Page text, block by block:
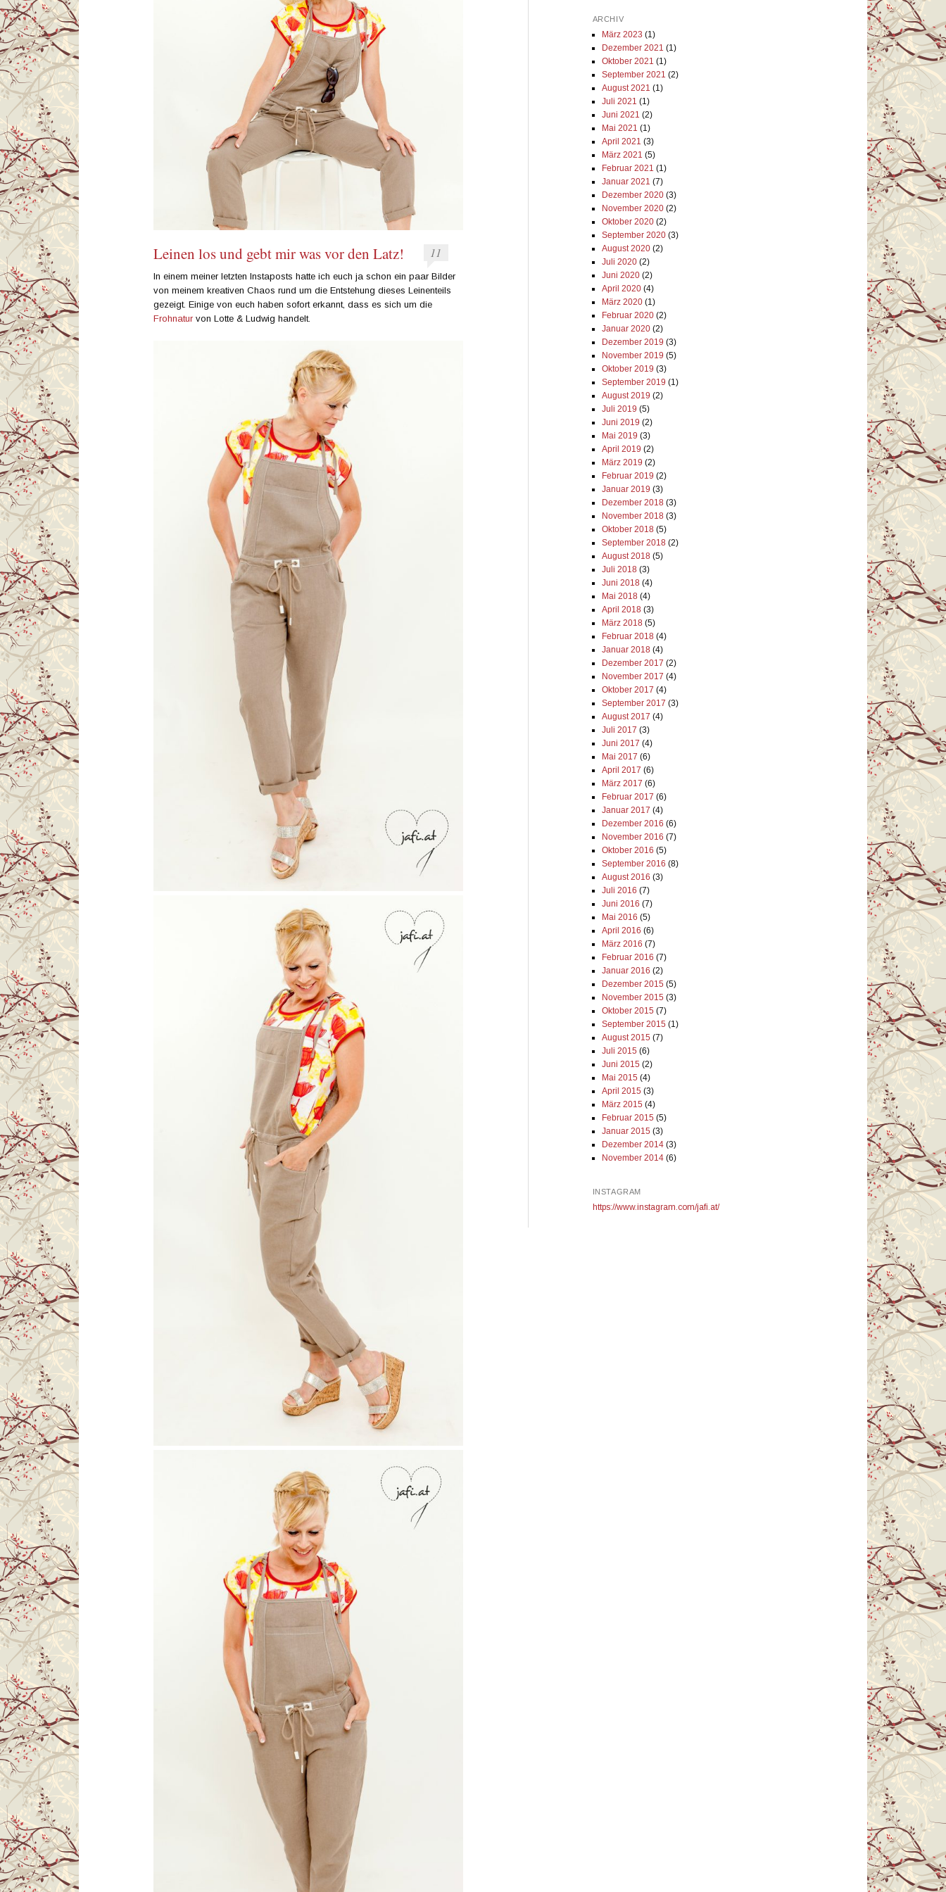
Leinen los und gebt mir was vor den Latz! 11
In einem meiner letzten Instaposts hatte ich euch ja schon ein paar Bilder
von meinem kreativen Chaos rund um die Entstehung dieses Leinenteils
gezeigt. Einige von euch haben sofort erkannt, dass es sich um die
Frohnatur von Lotte & Ludwig handelt.
ARCHIV
März 2023 (1)
Dezember 2021 (1)
Oktober 2021 (1)
September 2021 (2)
August 2021 (1)
Juli 2021 (1)
Juni 2021 (2)
Mai 2021 (1)
April 2021 (3)
März 2021 (5)
Februar 2021 (1)
Januar 2021 (7)
Dezember 2020(3)
November 2020(2)
Oktober 2020(2)
September 2020(3)
August 2020(2)
Juli 2020(2)
Juni 2020(2)
April 2020(4)
März 2020(1)
Februar 2020(2)
Januar 2020(2)
Dezember 2019 (3)
November 2019 (5)
Oktober 2019 (3)
September 2019 (1)
August 2019 (2)
Juli 2019 (5)
Juni 2019 (2)
Mai 2019 (3)
April 2019 (2)
März 2019 (2)
Februar 2019 (2)
Januar 2019 (3)
Dezember 2018(3)
November 2018(3)
Oktober 2018(5)
September 2018(2)
August 2018(5)
Juli 2018(3)
Juni 2018(4)
Mai 2018(4)
April 2018(3)
März 2018(5)
Februar 2018(4)
Januar 2018(4)
Dezember 2017 (2)
November 2017 (4)
Oktober 2017 (4)
September 2017 (3)
August 2017 (4)
Juli 2017 (3)
Juni 2017 (4)
Mai 2017 (6)
April 2017 (6)
März 2017 (6)
Februar 2017 (6)
Januar 2017 (4)
Dezember 2016 (6)
November 2016 (7)
Oktober 2016 (5)
September 2016 (8)
August 2016 (3)
Juli 2016 (7)
Juni 2016 (7)
Mai 2016 (5)
April 2016 (6)
März 2016 (7)
Februar 2016 (7)
Januar 2016 (2)
Dezember 2015 (5)
November 2015 (3)
Oktober 2015 (7)
September 2015 (1)
August 2015 (7)
Juli 2015 (6)
Juni 2015 (2)
Mai 2015 (4)
April 2015 (3)
März 2015 (4)
Februar 2015 (5)
Januar 2015 (3)
Dezember 2014(3)
November 2014(6)
INSTAGRAM
https://www.instagram.com/jafi.at/